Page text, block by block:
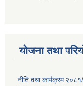
योजना तथा
नीति तथा कार्यक्रम